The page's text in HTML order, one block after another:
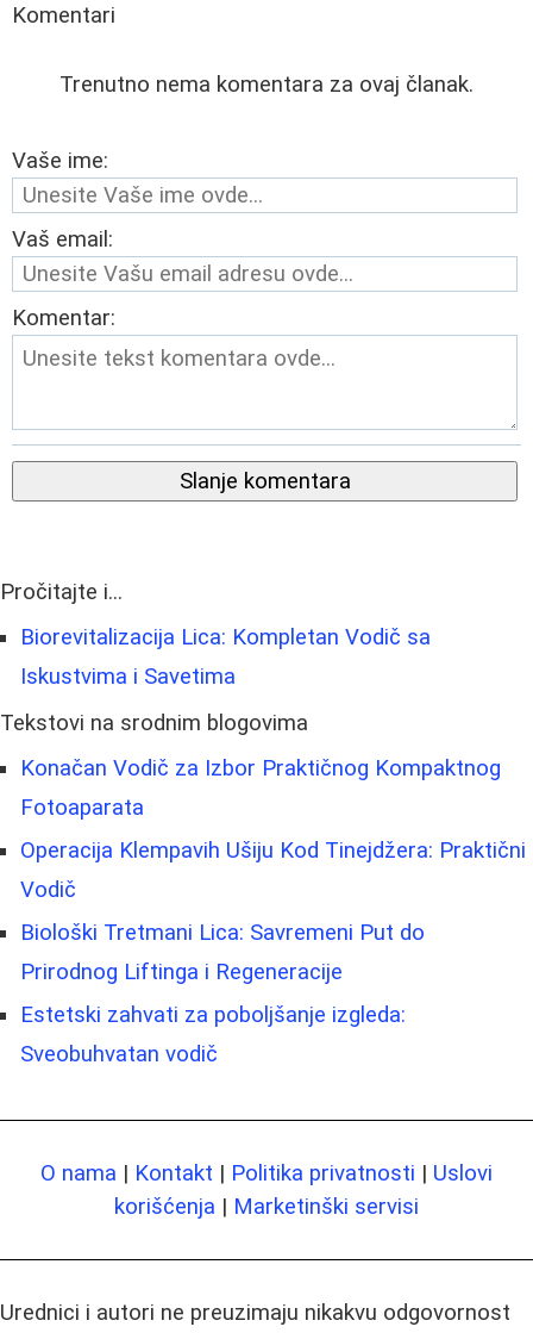
Komentari
Trenutno nema komentara za ovaj članak.
Vaše ime:
Vaš email:
Komentar:
Slanje komentara
Pročitajte i...
Biorevitalizacija Lica: Kompletan Vodič sa
Iskustvima i Savetima
Tekstovi na srodnim blogovima
Konačan Vodič za Izbor Praktičnog Kompaktnog
Fotoaparata
Operacija Klempavih Ušiju Kod Tinejdžera: Praktični
Vodič
Biološki Tretmani Lica: Savremeni Put do
Prirodnog Liftinga i Regeneracije
Estetski zahvati za poboljšanje izgleda:
Sveobuhvatan vodič
O nama | Kontakt | Politika privatnosti | Uslovi
korišćenja | Marketinški servisi
Urednici i autori ne preuzimaju nikakvu odgovornost